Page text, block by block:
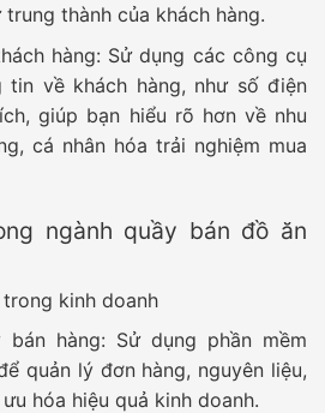
thành của khách hàng.
hàng: Sử dụng các công cụ
tin về khách hàng, như số điện
giúp bạn hiểu rõ hơn về nhu
cá nhân hóa trải nghiệm mua
ngành quầy bán đồ ăn
kinh doanh
hàng: Sử dụng phần mềm
quản lý đơn hàng, nguyên liệu,
hóa hiệu quả kinh doanh.